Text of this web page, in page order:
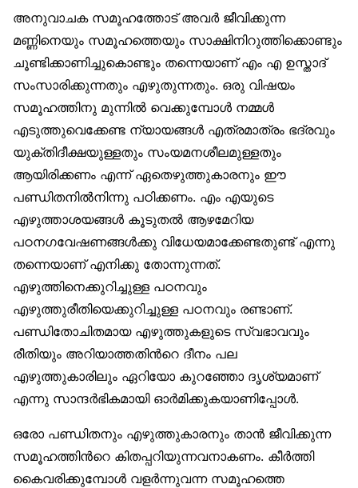
അനുവാചക സമൂഹത്തോട് അവര്‍ ജീവിക്കുന്ന
മണ്ണിനെയും സമൂഹത്തെയും സാക്ഷിനിറുത്തിക്കൊണ്ടും
ചൂണ്ടിക്കാണിച്ചുകൊണ്ടും തന്നെയാണ് എം എ ഉസ്താദ്
സംസാരിക്കുന്നതും എഴുതുന്നതും. ഒരു വിഷയം
സമൂഹത്തിനു മുന്നില്‍ വെക്കുമ്പോള്‍ നമ്മള്‍
എടുത്തുവെക്കേണ്ട ന്യായങ്ങള്‍ എത്രമാത്രം ഭദ്രവും
യുക്തിദീക്ഷയുള്ളതും സംയമനശീലമുള്ളതും
ആയിരിക്കണം എന്ന് ഏതെഴുത്തുകാരനും ഈ
പണ്ഡിതനില്‍നിന്നു പഠിക്കണം. എം എയുടെ
എഴുത്താശയങ്ങള്‍ കൂടുതല്‍ ആഴമേറിയ
പഠനഗവേഷണങ്ങള്‍ക്കു വിധേയമാക്കേണ്ടതുണ്ട് എന്നു
തന്നെയാണ് എനിക്കു തോന്നുന്നത്.
എഴുത്തിനെക്കുറിച്ചുള്ള പഠനവും
എഴുത്തുരീതിയെക്കുറിച്ചുള്ള പഠനവും രണ്ടാണ്.
പണ്ഡിതോചിതമായ എഴുത്തുകളുടെ സ്വഭാവവും
രീതിയും അറിയാത്തതിന്‍റെ ദീനം പല
എഴുത്തുകാരിലും ഏറിയോ കുറഞ്ഞോ ദൃശ്യമാണ്
എന്നു സാന്ദര്‍ഭികമായി ഓര്‍മിക്കുകയാണിപ്പോള്‍.
ഒരോ പണ്ഡിതനും എഴുത്തുകാരനും താന്‍ ജീവിക്കുന്ന
സമൂഹത്തിന്‍റെ കിതപ്പറിയുന്നവനാകണം. കീര്‍ത്തി
കൈവരിക്കുമ്പോള്‍ വളര്‍ന്നുവന്ന സമൂഹത്തെ